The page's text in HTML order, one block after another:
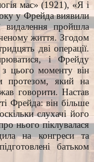
мас» (1921), «Я і
у Фрейда виявили
видалення пройшла
життя. Згодом
дві операції.
і Фрейду
цього моменту він
протезом, який на
говорити. Настав
Фрейда: він більше
слухачі його
нього піклувалася
на конгреси та
батьком